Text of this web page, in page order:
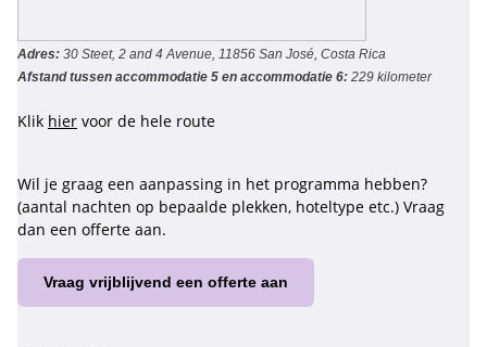
Adres: 30 Steet, 2 and 4 Avenue, 11856 San José, Costa Rica
Afstand tussen accommodatie 5 en accommodatie 6: 229 kilometer
Klik hier voor de hele route
Wil je graag een aanpassing in het programma hebben?
(aantal nachten op bepaalde plekken, hoteltype etc.) Vraag
dan een offerte aan.
Vraag vrijblijvend een offerte aan